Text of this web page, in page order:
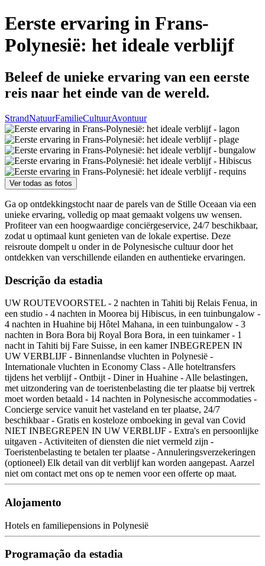
Eerste ervaring in Frans-
Polynesië: het ideale verblijf
Beleef de unieke ervaring van een eerste
reis naar het einde van de wereld.
StrandNatuurFamilieCultuurAvontuur
Ver todas as fotos
Ga op ontdekkingstocht naar de parels van de Stille Oceaan via een
unieke ervaring, volledig op maat gemaakt volgens uw wensen.
Profiteer van een hoogwaardige conciërgeservice, 24/7 beschikbaar,
zodat u optimaal kunt genieten van de lokale expertise. Deze
reisroute dompelt u onder in de Polynesische cultuur door het
ontdekken van verschillende eilanden en authentieke ervaringen.
Descrição da estadia
UW ROUTEVOORSTEL - 2 nachten in Tahiti bij Relais Fenua, in
een studio - 4 nachten in Moorea bij Hibiscus, in een tuinbungalow -
4 nachten in Huahine bij Hôtel Mahana, in een tuinbungalow - 3
nachten in Bora Bora bij Royal Bora Bora, in een tuinkamer - 1
nacht in Tahiti bij Fare Suisse, in een kamer INBEGREPEN IN
UW VERBLIJF - Binnenlandse vluchten in Polynesië -
Internationale vluchten in Economy Class - Alle hoteltransfers
tijdens het verblijf - Ontbijt - Diner in Huahine - Alle belastingen,
met uitzondering van de toeristenbelasting die ter plaatse bij vertrek
moet worden betaald - 14 nachten in Polynesische accommodaties -
Concierge service vanuit het vasteland en ter plaatse, 24/7
beschikbaar - Gratis en kosteloze omboeking in geval van Covid
NIET INBEGREPEN IN UW VERBLIJF - Extra's en persoonlijke
uitgaven - Activiteiten of diensten die niet vermeld zijn -
Toeristenbelasting te betalen ter plaatse - Annuleringsverzekeringen
(optioneel) Elk detail van dit verblijf kan worden aangepast. Aarzel
niet om contact met ons op te nemen voor een offerte op maat.
Alojamento
Hotels en familiepensions in Polynesië
Programação da estadia